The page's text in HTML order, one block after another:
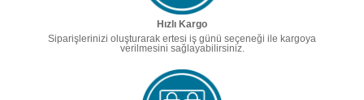
Hızlı Kargo
Siparişlerinizi oluşturarak ertesi iş günü seçeneği ile kargoya
verilmesini sağlayabilirsiniz.